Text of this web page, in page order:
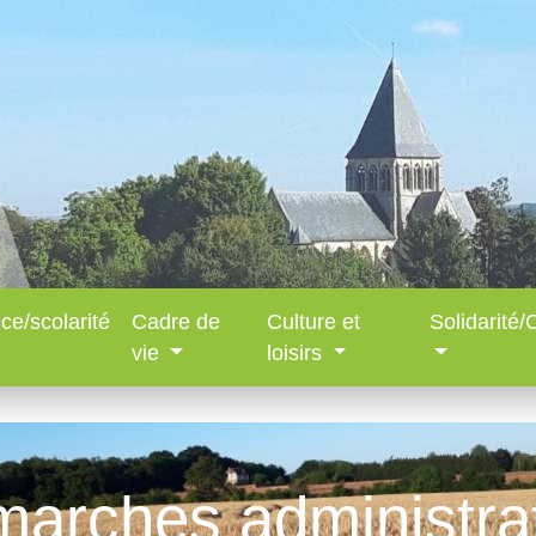
scolarité
Cadre de
vie
Culture et
loisirs
Solidarité/